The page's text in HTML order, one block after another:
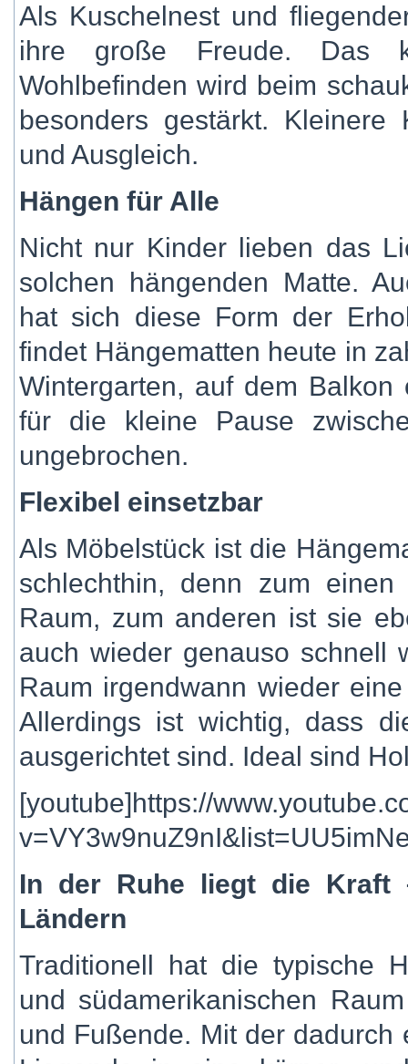
Als Kuschelnest und
ihre große Freude. Das
Wohlbefinden wird beim
besonders gestärkt. Kleinere
und Ausgleich.
Hängen für Alle
Nicht nur Kinder lieben das
solchen hängenden Matte.
hat sich diese Form der
findet Hängematten heute in
Wintergarten, auf dem
für die kleine Pause
ungebrochen.
Flexibel einsetzbar
Als Möbelstück ist die
schlechthin, denn zum
Raum, zum anderen ist sie
auch wieder genauso schnell
Raum irgendwann wieder
Allerdings ist wichtig, dass
ausgerichtet sind. Ideal sind
[youtube]https://
In der Ruhe liegt die Kraft
Ländern
Traditionell hat die typische
und südamerikanischen
und Fußende. Mit der